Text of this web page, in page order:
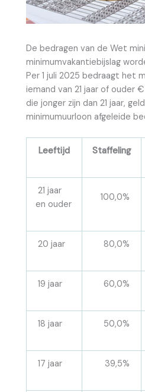
De bedragen van de Wet
minimumvakantiebijslag
Per 1 juli 2025 bedraagt het
iemand van 21 jaar of ouder
die jonger zijn dan 21 jaar,
minimumuurloon afgeleide
Leeftijd Staffeling
21 jaar
en ouder
100,0%
20 jaar 80,0%
19 jaar 60,0%
18 jaar 50,0%
17 jaar 39,5%